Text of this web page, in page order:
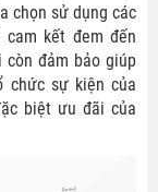
chọn sử dụng các
kết đem đến
đảm bảo giúp
chức sự kiện của
biệt ưu đãi của